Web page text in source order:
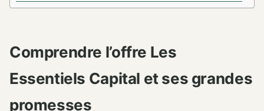
Comprendre l’offre Les
Essentiels Capital et ses grandes
promesses